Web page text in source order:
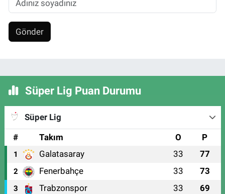
Gönder
Süper Lig Puan Durumu
Süper Lig
#
Takım O P
1 Galatasaray 33 77
2 Fenerbahçe 33 73
3 Trabzonspor 33 69